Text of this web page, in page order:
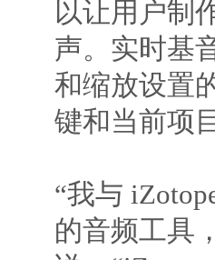
以让用户制
声。实时基
和缩放设置
键和当前项
“我与
的音频工具